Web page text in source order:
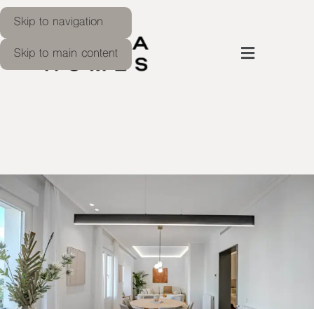
Skip to navigation
Skip to main content